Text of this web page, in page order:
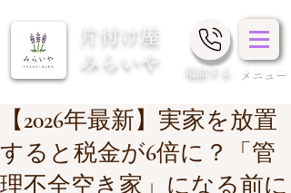
片付け屋
みらいや
​電話する メニュー
【2026年最新】実家を放置
すると税金が6倍に？「管
理不全空き家」になる前に